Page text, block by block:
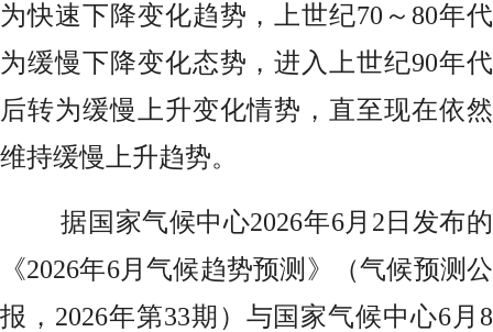
为快速下降变化趋势，上世纪70～80年代
为缓慢下降变化态势，进入上世纪90年代
后转为缓慢上升变化情势，直至现在依然
维持缓慢上升趋势。
据国家气候中心2026年6月2日发布的
《2026年6月气候趋势预测》（气候预测公
报，2026年第33期）与国家气候中心6月8